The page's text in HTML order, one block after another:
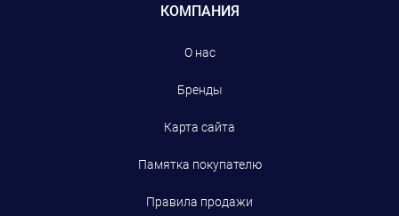
КОМПАНИЯ
О нас
Бренды
Карта сайта
Памятка покупателю
Правила продажи